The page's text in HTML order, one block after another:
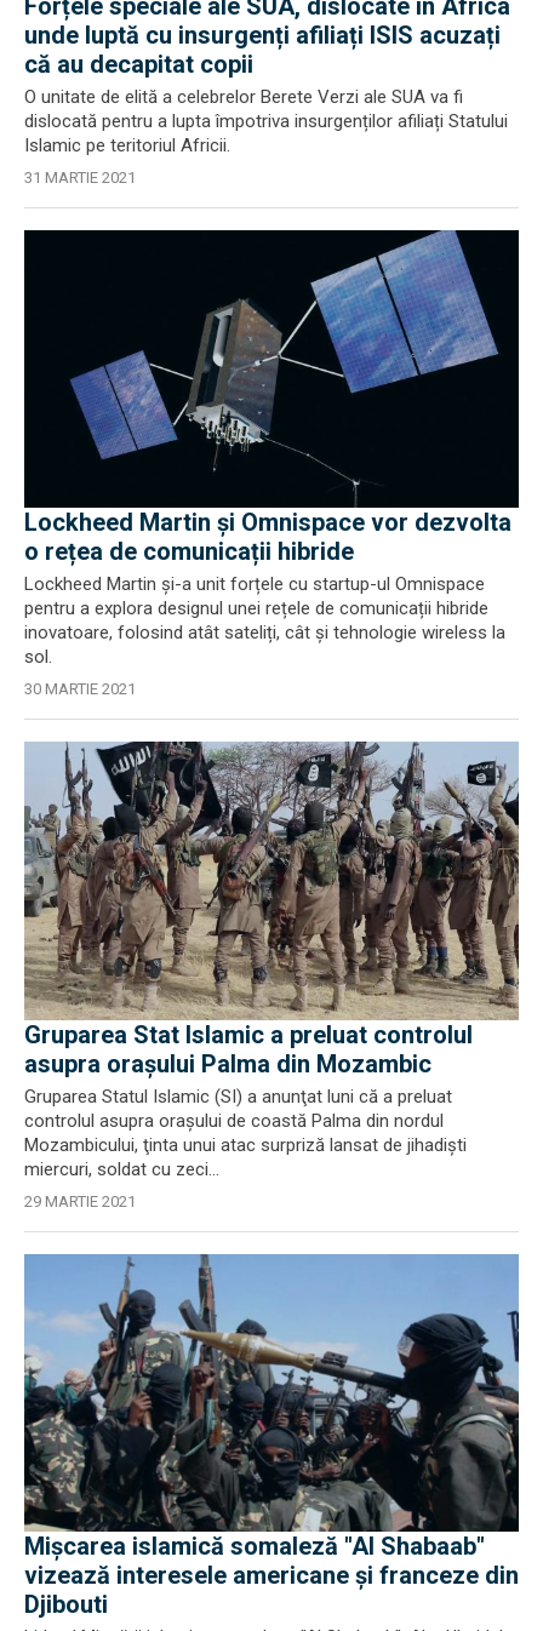
unde luptă cu insurgenți afiliați ISIS acuzați
că au decapitat copii
O unitate de elită a celebrelor Berete Verzi ale SUA va fi
dislocată pentru a lupta împotriva insurgenților afiliați Statului
Islamic pe teritoriul Africii.
31 MARTIE 2021
Lockheed Martin și Omnispace vor dezvolta
o rețea de comunicații hibride
Lockheed Martin și-a unit forțele cu startup-ul Omnispace
pentru a explora designul unei rețele de comunicații hibride
inovatoare, folosind atât sateliți, cât și tehnologie wireless la
sol.
30 MARTIE 2021
Gruparea Stat Islamic a preluat controlul
asupra orașului Palma din Mozambic
Gruparea Statul Islamic (SI) a anunţat luni că a preluat
controlul asupra oraşului de coastă Palma din nordul
Mozambicului, ţinta unui atac surpriză lansat de jihadişti
miercuri, soldat cu zeci...
29 MARTIE 2021
Mișcarea islamică somaleză "Al Shabaab"
vizează interesele americane și franceze din
Djibouti